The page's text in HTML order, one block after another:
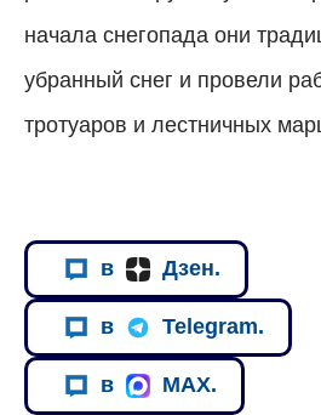
начала снегопада они
убранный снег и провели
тротуаров и лестничных
в Дзен.
в Telegram.
в MAX.